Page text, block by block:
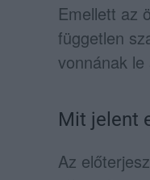
Emellett az
független
vonnának
Mit jelent
Az